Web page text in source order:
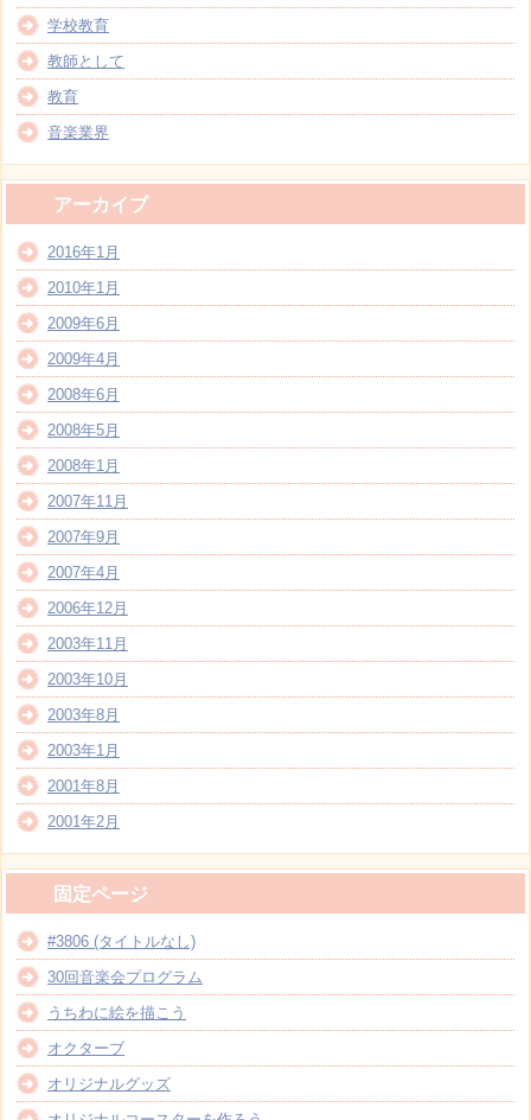
学校教育
教師として
教育
音楽業界
アーカイブ
2016年1月
2010年1月
2009年6月
2009年4月
2008年6月
2008年5月
2008年1月
2007年11月
2007年9月
2007年4月
2006年12月
2003年11月
2003年10月
2003年8月
2003年1月
2001年8月
2001年2月
固定ページ
#3806 (タイトルなし)
30回音楽会プログラム
うちわに絵を描こう
オクターブ
オリジナルグッズ